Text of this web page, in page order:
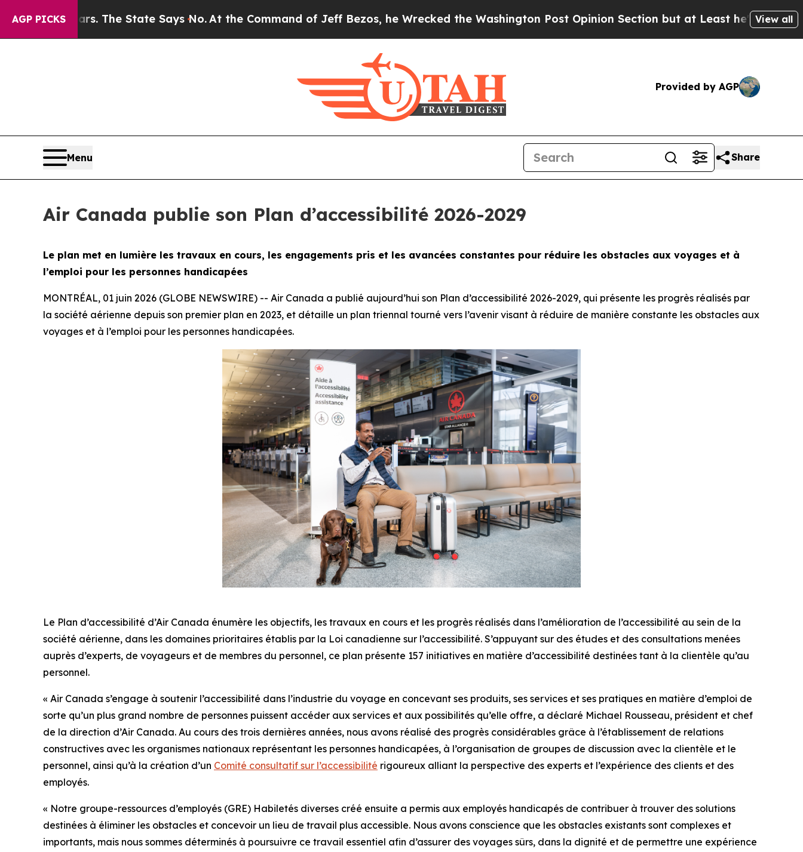
AGP PICKS
The State Says No. At the Command of Jeff Bezos, he Wrecked the Washington Post Opinion Section but at Least he's out...For a Grand
View all
Provided by AGP
Menu Share
Air Canada publie son Plan d’accessibilité 2026-2029
Le plan met en lumière les travaux en cours, les engagements pris et les avancées constantes pour réduire les obstacles aux voyages et à
l’emploi pour les personnes handicapées
MONTRÉAL, 01 juin 2026 (GLOBE NEWSWIRE) -- Air Canada a publié aujourd’hui son Plan d’accessibilité 2026-2029, qui présente les progrès réalisés par
la société aérienne depuis son premier plan en 2023, et détaille un plan triennal tourné vers l’avenir visant à réduire de manière constante les obstacles aux
voyages et à l’emploi pour les personnes handicapées.
Le Plan d’accessibilité d’Air Canada énumère les objectifs, les travaux en cours et les progrès réalisés dans l’amélioration de l’accessibilité au sein de la
société aérienne, dans les domaines prioritaires établis par la Loi canadienne sur l’accessibilité. S’appuyant sur des études et des consultations menées
auprès d’experts, de voyageurs et de membres du personnel, ce plan présente 157 initiatives en matière d’accessibilité destinées tant à la clientèle qu’au
personnel.
« Air Canada s’engage à soutenir l’accessibilité dans l’industrie du voyage en concevant ses produits, ses services et ses pratiques en matière d’emploi de
sorte qu’un plus grand nombre de personnes puissent accéder aux services et aux possibilités qu’elle offre, a déclaré Michael Rousseau, président et chef
de la direction d’Air Canada. Au cours des trois dernières années, nous avons réalisé des progrès considérables grâce à l’établissement de relations
constructives avec les organismes nationaux représentant les personnes handicapées, à l’organisation de groupes de discussion avec la clientèle et le
personnel, ainsi qu’à la création d’un Comité consultatif sur l’accessibilité rigoureux alliant la perspective des experts et l’expérience des clients et des
employés.
« Notre groupe-ressources d’employés (GRE) Habiletés diverses créé ensuite a permis aux employés handicapés de contribuer à trouver des solutions
destinées à éliminer les obstacles et concevoir un lieu de travail plus accessible. Nous avons conscience que les obstacles existants sont complexes et
importants, mais nous sommes déterminés à poursuivre ce travail essentiel afin d’assurer des voyages sûrs, dans la dignité et de permettre une expérience